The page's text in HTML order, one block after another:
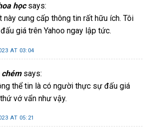
học says:
này cung cấp thông tin rất hữu ích. Tôi
giá trên Yahoo ngay lập tức.
AT 03:04
chém says:
thể tin là có người thực sự đấu giá
vớ vẩn như vậy.
AT 05:21